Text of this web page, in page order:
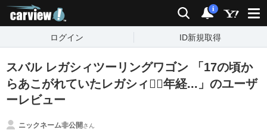
検索 通知
i
ログイン ID新規取得
スバル レガシィツーリングワゴン 「17の頃か
らあこがれていたレガシィ３年経...」のユーザ
ーレビュー
ニックネーム非公開さん